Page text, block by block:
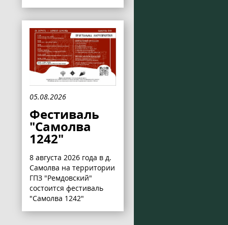
05.08.2026
Фестиваль
"Самолва
1242"
8 августа 2026 года в д.
Самолва на территории
ГПЗ "Ремдовский"
состоится фестиваль
"Самолва 1242"